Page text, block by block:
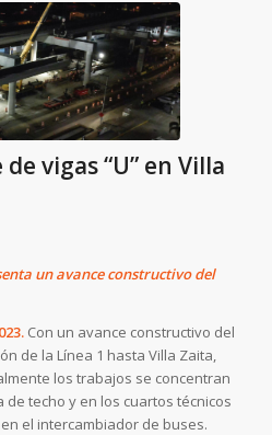
vigas “U” en Villa
un avance constructivo del
Con un avance constructivo del
de la Línea 1 hasta Villa Zaita,
los trabajos se concentran
techo y en los cuartos técnicos
el intercambiador de buses.